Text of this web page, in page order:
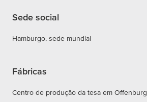
Sede social
Hamburgo, sede mundial
Fábricas
Centro de produção da tesa em Offenburg